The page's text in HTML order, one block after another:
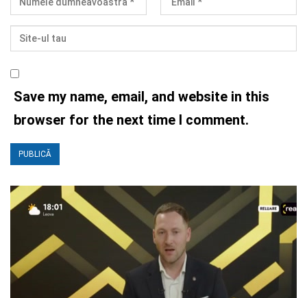
Save my name, email, and website in this
browser for the next time I comment.